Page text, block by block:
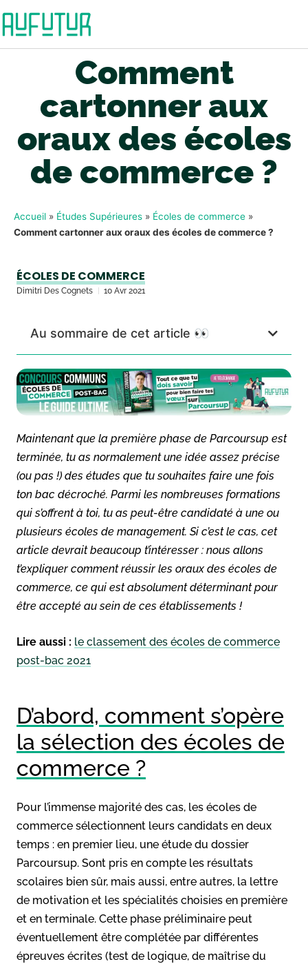
Comment
cartonner aux
oraux des écoles
de commerce ?
Accueil » Études Supérieures » Écoles de commerce »
Comment cartonner aux oraux des écoles de commerce ?
ÉCOLES DE COMMERCE
Dimitri Des Cognets 10 Avr 2021
Au sommaire de cet article 👀
Maintenant que la première phase de Parcoursup est
terminée, tu as normalement une idée assez précise
(ou pas !) des études que tu souhaites faire une fois
ton bac décroché. Parmi les nombreuses formations
qui s’offrent à toi, tu as peut-être candidaté à une ou
plusieurs écoles de management. Si c’est le cas, cet
article devrait beaucoup t’intéresser : nous allons
t’expliquer comment réussir les oraux des écoles de
commerce, ce qui est absolument déterminant pour
être accepté au sein de ces établissements !
Lire aussi : le classement des écoles de commerce
post-bac 2021
D’abord, comment s’opère
la sélection des écoles de
commerce ?
Pour l’immense majorité des cas, les écoles de
commerce sélectionnent leurs candidats en deux
temps : en premier lieu, une étude du dossier
Parcoursup. Sont pris en compte les résultats
scolaires bien sûr, mais aussi, entre autres, la lettre
de motivation et les spécialités choisies en première
et en terminale. Cette phase préliminaire peut
éventuellement être complétée par différentes
épreuves écrites (test de logique, de maîtrise du